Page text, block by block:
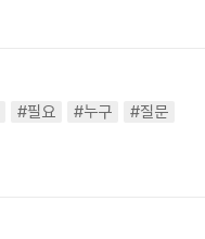
#필요 #누구
#질문